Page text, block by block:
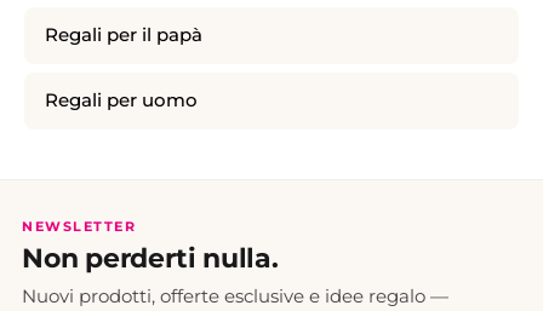
Regali per il papà
Regali per uomo
NEWSLETTER
Non perderti nulla.
Nuovi prodotti, offerte esclusive e idee regalo —